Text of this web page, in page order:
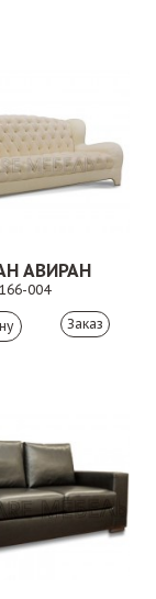
АВИРАН
166-004
Заказ